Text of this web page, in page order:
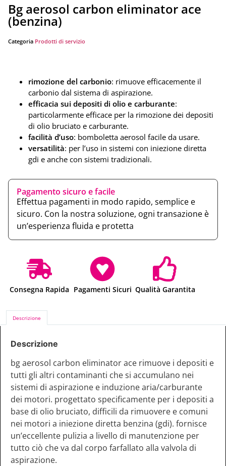
Bg aerosol carbon eliminator ace
(benzina)
Categoria Prodotti di servizio
rimozione del carbonio: rimuove efficacemente il
carbonio dal sistema di aspirazione.
efficacia sui depositi di olio e carburante:
particolarmente efficace per la rimozione dei depositi
di olio bruciato e carburante.
facilità d’uso: bomboletta aerosol facile da usare.
versatilità: per l’uso in sistemi con iniezione diretta
gdi e anche con sistemi tradizionali.
Pagamento sicuro e facile
Effettua pagamenti in modo rapido, semplice e
sicuro. Con la nostra soluzione, ogni transazione è
un’esperienza fluida e protetta
Consegna Rapida Pagamenti Sicuri Qualità Garantita
Descrizione
Descrizione
bg aerosol carbon eliminator ace rimuove i depositi e
tutti gli altri contaminanti che si accumulano nei
sistemi di aspirazione e induzione aria/carburante
dei motori. progettato specificamente per i depositi a
base di olio bruciato, difficili da rimuovere e comuni
nei motori a iniezione diretta benzina (gdi). fornisce
un’eccellente pulizia a livello di manutenzione per
tutto ciò che va dal corpo farfallato alla valvola di
aspirazione.